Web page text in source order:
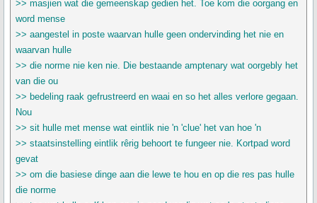
>> masjien wat die gemeenskap gedien het. Toe kom die oorgang en
word mense
>> aangestel in poste waarvan hulle geen ondervinding het nie en
waarvan hulle
>> die norme nie ken nie. Die bestaande amptenary wat oorgebly het
van die ou
>> bedeling raak gefrustreerd en waai en so het alles verlore gegaan.
Nou
>> sit hulle met mense wat eintlik nie 'n 'clue' het van hoe 'n
>> staatsinstelling eintlik rêrig behoort te fungeer nie. Kortpad word
gevat
>> om die basiese dinge aan die lewe te hou en op die res pas hulle
die norme